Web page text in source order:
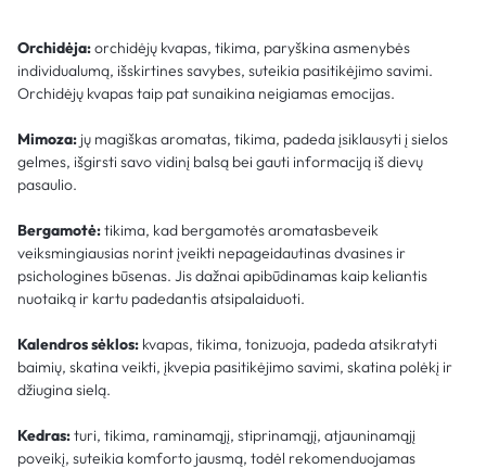
Orchidėja:orchidėjų kvapas, tikima, paryškina asmenybės
individualumą, išskirtines savybes, suteikia pasitikėjimo savimi.
Orchidėjų kvapas taip pat sunaikina neigiamas emocijas.
Mimoza: jų magiškas aromatas, tikima, padeda įsiklausyti į sielos
gelmes, išgirsti savo vidinį balsą bei gauti informaciją iš dievų
pasaulio.
Bergamotė:tikima, kad bergamotės aromatasbeveik
veiksmingiausias norint įveikti nepageidautinas dvasines ir
psichologines būsenas. Jis dažnai apibūdinamas kaip keliantis
nuotaiką ir kartu padedantis atsipalaiduoti.
Kalendros sėklos: kvapas, tikima, tonizuoja, padeda atsikratyti
baimių, skatina veikti, įkvepia pasitikėjimo savimi, skatina polėkį ir
džiugina sielą.
Kedras:turi, tikima, raminamąjį, stiprinamąjį, atjauninamąjį
poveikį, suteikia komforto jausmą, todėl rekomenduojamas